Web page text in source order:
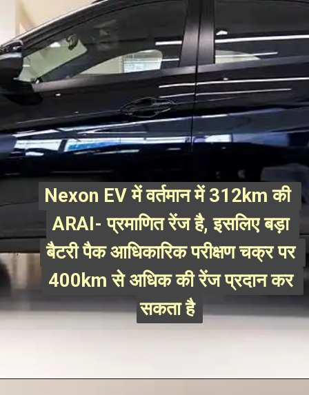
Nexon EV में वर्तमान में 312km की
ARAI- प्रमाणित रेंज है, इसलिए बड़ा
बैटरी पैक आधिकारिक परीक्षण चक्र पर
400km से अधिक की रेंज प्रदान कर
सकता है
Nexon EV में वर्तमान में 312km की
ARAI- प्रमाणित रेंज है, इसलिए बड़ा
बैटरी पैक आधिकारिक परीक्षण चक्र पर
400km से अधिक की रेंज प्रदान कर
सकता है